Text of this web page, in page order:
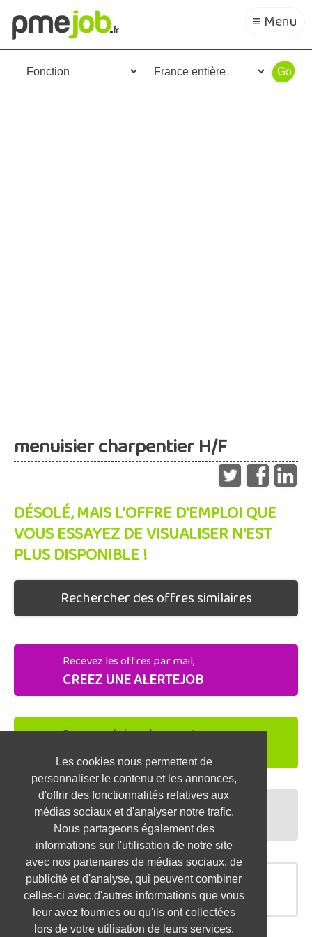
Les cookies nous permettent de
personnaliser le contenu et les annonces,
d'offrir des fonctionnalités relatives aux
médias sociaux et d'analyser notre trafic.
Nous partageons également des
informations sur l'utilisation de notre site
avec nos partenaires de médias sociaux, de
publicité et d'analyse, qui peuvent combiner
celles-ci avec d'autres informations que vous
leur avez fournies ou qu'ils ont collectées
lors de votre utilisation de leurs services.
≡ Menu
menuisier charpentier H/F
DÉSOLÉ, MAIS L'OFFRE D'EMPLOI QUE
VOUS ESSAYEZ DE VISUALISER N'EST
PLUS DISPONIBLE !
Rechercher des offres similaires
Recevez les offres par mail,
CREEZ UNE ALERTEJOB
Soyez repéré par les recruteurs,
DEPOSEZ VOTRE CV
Préparez vos entretiens,
TESTEZ-VOUS
OFFRES SIMILAIRES